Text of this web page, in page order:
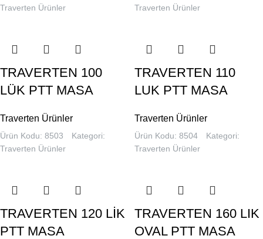
Traverten Ürünler
Traverten Ürünler
TRAVERTEN 100
LÜK PTT MASA
Traverten Ürünler
Ürün Kodu: 8503
Kategori:
Traverten Ürünler
TRAVERTEN 110
LUK PTT MASA
Traverten Ürünler
Ürün Kodu: 8504
Kategori:
Traverten Ürünler
TRAVERTEN 120 LİK
PTT MASA
TRAVERTEN 160 LIK
OVAL PTT MASA